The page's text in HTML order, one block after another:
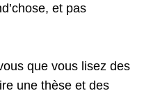
et pas
que vous lisez des
une thèse et des